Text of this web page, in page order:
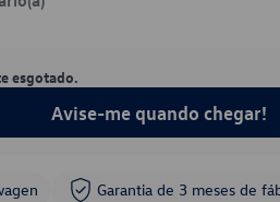
esgotado.
Avise-me quando chegar!
Garantia de 3 meses de